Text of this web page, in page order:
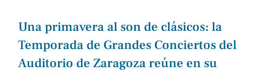
Una primavera al son de clásicos: la
Temporada de Grandes Conciertos del
Auditorio de Zaragoza reúne en su